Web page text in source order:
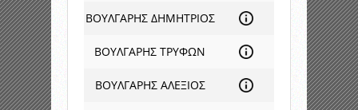
ΒΟΥΛΓΑΡΗΣ ΔΗΜΗΤΡΙΟΣ
ΒΟΥΛΓΑΡΗΣ ΤΡΥΦΩΝ
ΒΟΥΛΓΑΡΗΣ ΑΛΕΞΙΟΣ